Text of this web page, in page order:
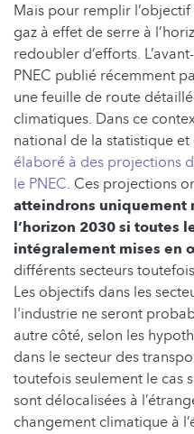
Mais pour remplir
gaz à effet de serre à
redoubler d’efforts.
PNEC publié récemment
une feuille de route
climatiques. Dans ce
national de la statistique
élaboré à des projections
le PNEC. Ces projections
atteindrons uniquement
l’horizon 2030 si toutes
intégralement mises en
différents secteurs
Les objectifs dans les
l'industrie ne seront
autre côté, selon les
dans le secteur des
toutefois seulement le cas
sont délocalisées à
changement climatique à